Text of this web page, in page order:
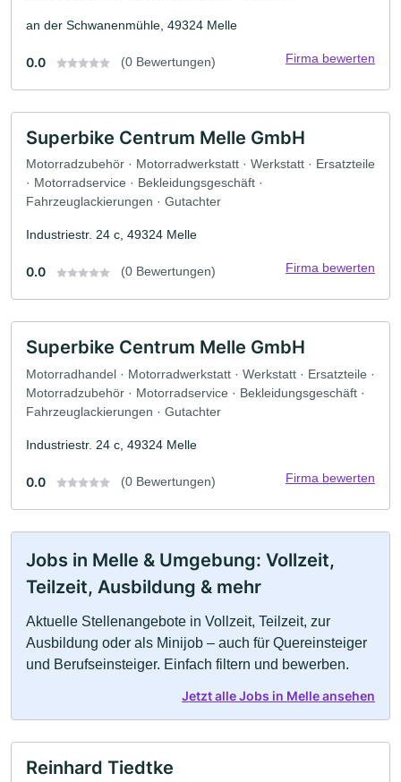
an der Schwanenmühle, 49324 Melle
0.0 (0 Bewertungen) Firma bewerten
Superbike Centrum Melle GmbH
Motorradzubehör · Motorradwerkstatt · Werkstatt · Ersatzteile
· Motorradservice · Bekleidungsgeschäft ·
Fahrzeuglackierungen · Gutachter
Industriestr. 24 c, 49324 Melle
0.0 (0 Bewertungen) Firma bewerten
Superbike Centrum Melle GmbH
Motorradhandel · Motorradwerkstatt · Werkstatt · Ersatzteile ·
Motorradzubehör · Motorradservice · Bekleidungsgeschäft ·
Fahrzeuglackierungen · Gutachter
Industriestr. 24 c, 49324 Melle
0.0 (0 Bewertungen) Firma bewerten
Jobs in Melle & Umgebung: Vollzeit,
Teilzeit, Ausbildung & mehr
Aktuelle Stellenangebote in Vollzeit, Teilzeit, zur
Ausbildung oder als Minijob – auch für Quereinsteiger
und Berufseinsteiger. Einfach filtern und bewerben.
Jetzt alle Jobs in Melle ansehen
Reinhard Tiedtke